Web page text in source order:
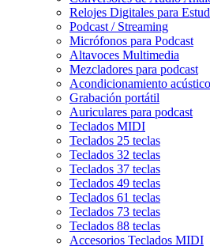
Relojes Digitales para
Podcast / Streaming
Micrófonos para Podcast
Altavoces Multimedia
Mezcladores para podcast
Acondicionamiento acústico
Grabación portátil
Auriculares para podcast
Teclados MIDI
Teclados 25 teclas
Teclados 32 teclas
Teclados 37 teclas
Teclados 49 teclas
Teclados 61 teclas
Teclados 73 teclas
Teclados 88 teclas
Accesorios Teclados MIDI